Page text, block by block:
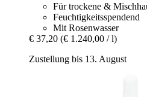
Für trockene &
Feuchtigkeitsspendend
Mit Rosenwasser
€ 37,20 (€ 1.240,00 / l)
Zustellung bis 13. August